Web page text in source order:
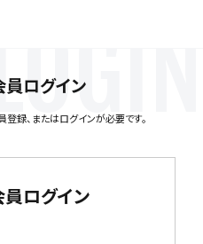
ログイン
録、またはログインが必要です。
ログイン